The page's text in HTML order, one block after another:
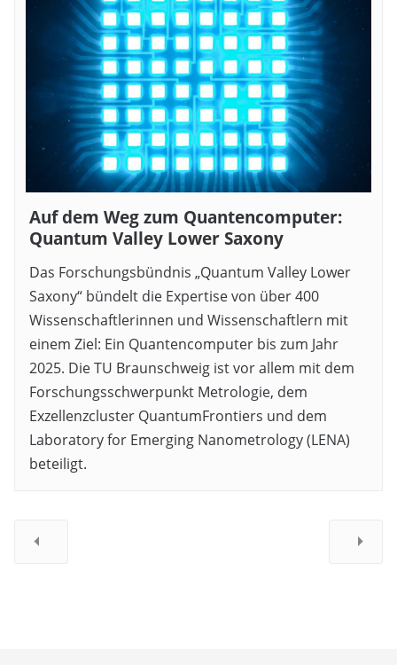
Auf dem Weg zum Quantencomputer:
Quantum Valley Lower Saxony
Das Forschungsbündnis „Quantum Valley Lower
Saxony“ bündelt die Expertise von über 400
Wissenschaftlerinnen und Wissenschaftlern mit
einem Ziel: Ein Quantencomputer bis zum Jahr
2025. Die TU Braunschweig ist vor allem mit dem
Forschungsschwerpunkt Metrologie, dem
Exzellenzcluster QuantumFrontiers und dem
Laboratory for Emerging Nanometrology (LENA)
beteiligt.